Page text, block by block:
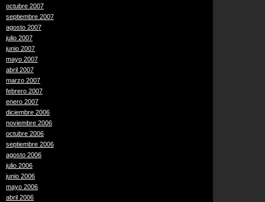
octubre 2007
septiembre 2007
agosto 2007
julio 2007
junio 2007
mayo 2007
abril 2007
marzo 2007
febrero 2007
enero 2007
diciembre 2006
noviembre 2006
octubre 2006
septiembre 2006
agosto 2006
julio 2006
junio 2006
mayo 2006
abril 2006